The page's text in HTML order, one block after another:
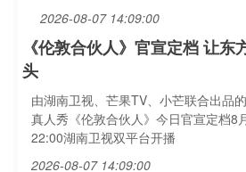
2026-08-07 14:09:00
《伦敦合伙人》官宣定档 让东
头
由湖南卫视、芒果TV、小芒联合出品
真人秀《伦敦合伙人》今日官宣定档8
22:00湖南卫视双平台开播
2026-08-07 14:09:00